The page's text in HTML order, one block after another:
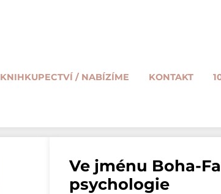
KNIHKUPECTVÍ / NABÍZÍME KONTAKT
Ve jménu Boha-
psychologie